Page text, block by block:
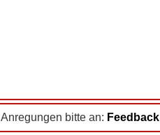
Anregungen bitte an: Feedback